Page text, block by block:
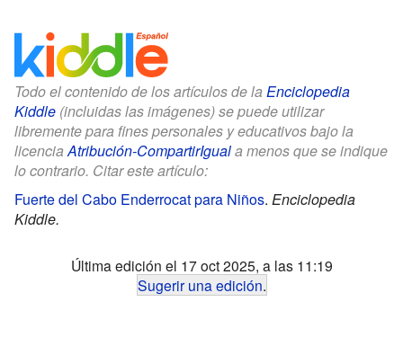
Todo el contenido de los artículos de la Enciclopedia
Kiddle (incluidas las imágenes) se puede utilizar
libremente para fines personales y educativos bajo la
licenciaAtribución-CompartirIguala menos que se indique
lo contrario. Citar este artículo:
Fuerte del Cabo Enderrocat para Niños. Enciclopedia
Kiddle.
Última edición el 17 oct 2025, a las 11:19
Sugerir una edición.